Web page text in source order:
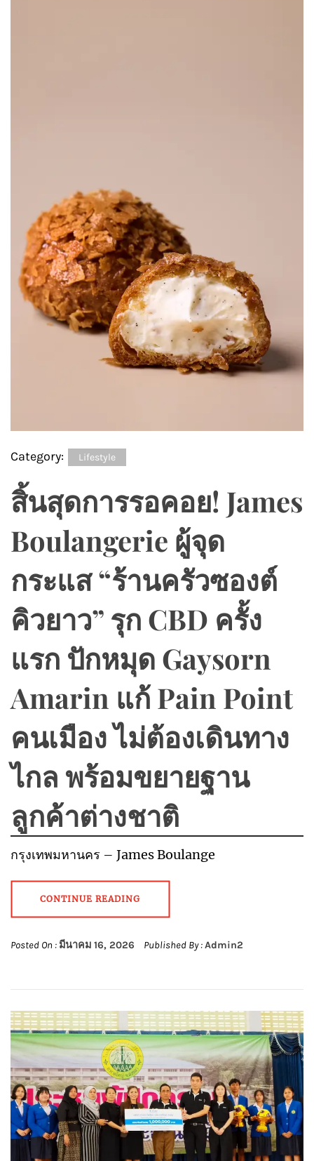
Category: Lifestyle
สิ้นสุดการรอคอย! James
Boulangerie ผู้จุด
กระแส “ร้านครัวซองต์
คิวยาว” รุก CBD ครั้ง
แรก ปักหมุด Gaysorn
Amarin แก้ Pain Point
คนเมือง ไม่ต้องเดินทาง
ไกล พร้อมขยายฐาน
ลูกค้าต่างชาติ
กรุงเทพมหานคร – James Boulange
CONTINUE READING
Posted On : มีนาคม 16, 2026 Published By :Admin2